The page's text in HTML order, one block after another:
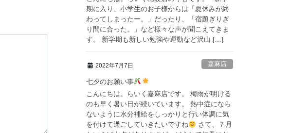
期に入り、小学生のお子様からは「夏休みが終
わってしまったー。」だったり、「宿題ぎりぎ
り間に合った。」など様々な声が聞こえてきま
す。 新学期も新しい勉強や運動など沢山 […]
2022年7月7日 嘉麻店
七夕のお願い事
こんにちは。らいく嘉麻店です。 梅雨が明ける
のも早く暑い日が続いています。 熱中症になら
ないように水分補給をしっかりと行い体調に気
を付けて過ごしていきたいですね
さて、７月